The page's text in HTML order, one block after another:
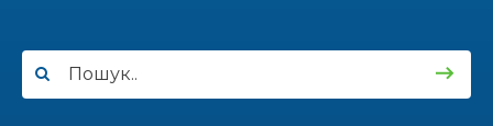
17.07.2026